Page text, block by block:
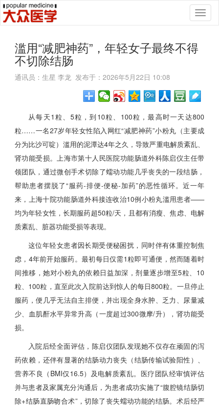
滥用“减肥神药”，年轻女子最终不得
不切除结肠
通讯员：生星 李龙 发布于：2026年5月22日 10:08
从每天1粒、5粒，到10粒、100粒，最高时一天达800
粒……一名27岁年轻女性陷入网红“减肥神药”小粉丸（主要成
分为比沙可啶）滥用的泥潭达4年之久，导致严重电解质紊乱、
肾功能受损。上海市第十人民医院功能肠道外科陈启仪主任带
领团队，通过微创手术切除了蠕动功能几乎丧失的一段结肠，
帮助患者摆脱了“服药-排便-便秘-加药”的恶性循环。近一年
来，上海十院功能肠道外科接连收治10例小粉丸滥用患者——
均为年轻女性，长期服药超50粒/天，且都有消瘦、焦虑、电解
质紊乱、脏器功能受损等表现。
这位年轻女患者因长期受便秘困扰，同时伴有体重控制焦
虑，4年前开始服药。最初每日仅需1粒即可通便，然而随着时
间推移，她对小粉丸的依赖日益加深，剂量逐步增至5粒、10
粒、100粒，直至此次入院前达到惊人的每日800粒。一旦停止
服药，便几乎无法自主排便，并出现全身水肿、乏力、尿量减
少、血肌酐水平异常升高（一度超过300微摩/升），肾功能受
损。
入院后经全面评估，陈启仪团队发现她不仅存在顽固的泻
药依赖，还伴有显著的结肠动力丧失（结肠传输试验阳性）、
营养不良（BMI仅16.5）及电解质紊乱。医疗团队经审慎评估
并与患者及家属充分沟通后，为患者成功实施了“腹腔镜结肠切
除+结肠直肠吻合术”，切除了丧失蠕动功能的结肠。术后经严